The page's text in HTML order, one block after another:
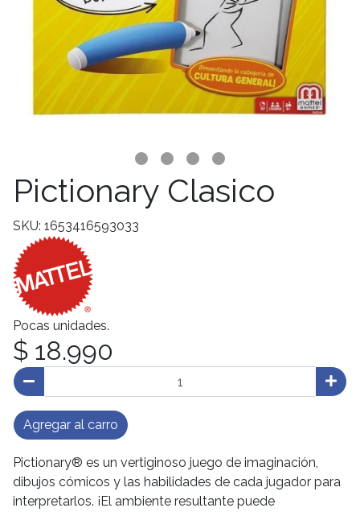
Pictionary Clasico
SKU: 1653416593033
Pocas unidades.
$ 18.990
Agregar al carro
Pictionary® es un vertiginoso juego de imaginación,
dibujos cómicos y las habilidades de cada jugador para
interpretarlos. ¡El ambiente resultante puede